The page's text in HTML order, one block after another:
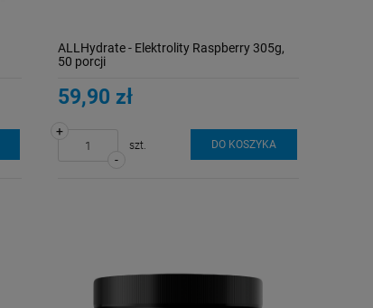
ALLHydrate - Elektrolity Raspberry 305g,
50 porcji
59,90 zł
-
+
szt. DO KOSZYKA